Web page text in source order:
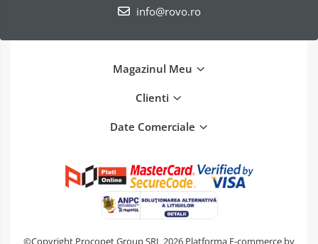
info@rovo.ro
Magazinul Meu
Clienti
Date Comerciale
©Copyright Procopet Group SRL 2026 Platforma E-commerce by